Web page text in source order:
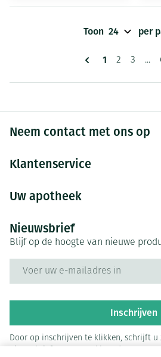
U lees
1 Pagina
2 Pagina
3 ...
Toon per
Neem contact met ons op
Klantenservice
Uw apotheek
Nieuwsbrief
Blijf op de hoogte van nieuwe
Inschrijven
Door op inschrijven te klikken, schrijft u